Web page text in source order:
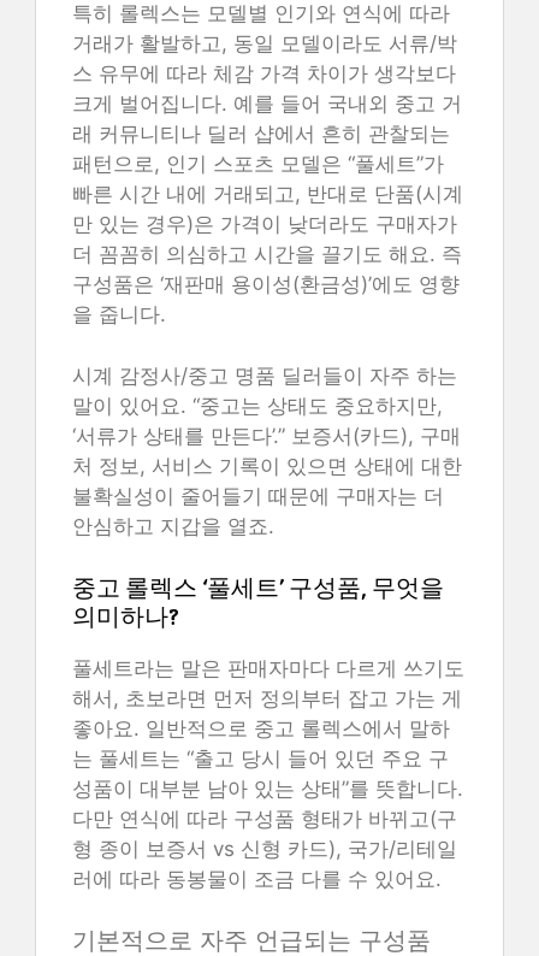
특히 롤렉스는 모델별 인기와 연식에 따라
거래가 활발하고, 동일 모델이라도 서류/박
스 유무에 따라 체감 가격 차이가 생각보다
크게 벌어집니다. 예를 들어 국내외 중고 거
래 커뮤니티나 딜러 샵에서 흔히 관찰되는
패턴으로, 인기 스포츠 모델은 “풀세트”가
빠른 시간 내에 거래되고, 반대로 단품(시계
만 있는 경우)은 가격이 낮더라도 구매자가
더 꼼꼼히 의심하고 시간을 끌기도 해요. 즉
구성품은 ‘재판매 용이성(환금성)’에도 영향
을 줍니다.
시계 감정사/중고 명품 딜러들이 자주 하는
말이 있어요. “중고는 상태도 중요하지만,
‘서류가 상태를 만든다’.” 보증서(카드), 구매
처 정보, 서비스 기록이 있으면 상태에 대한
불확실성이 줄어들기 때문에 구매자는 더
안심하고 지갑을 열죠.
중고 롤렉스 ‘풀세트’ 구성품, 무엇을
의미하나?
풀세트라는 말은 판매자마다 다르게 쓰기도
해서, 초보라면 먼저 정의부터 잡고 가는 게
좋아요. 일반적으로 중고 롤렉스에서 말하
는 풀세트는 “출고 당시 들어 있던 주요 구
성품이 대부분 남아 있는 상태”를 뜻합니다.
다만 연식에 따라 구성품 형태가 바뀌고(구
형 종이 보증서 vs 신형 카드), 국가/리테일
러에 따라 동봉물이 조금 다를 수 있어요.
기본적으로 자주 언급되는 구성품